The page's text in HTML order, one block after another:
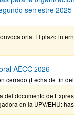
semestre 2025
El plazo
AECC 2026
cerrado (Fecha de fin
del documento de
en la UPV/EHU: